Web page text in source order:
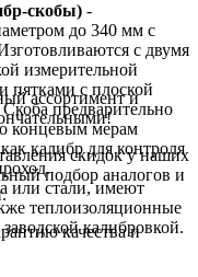
скобы) -
до 340 мм с
с двумя
измерительной
пятками с плоской
предварительно
концевым мерам
калибр для контроля
или стали, имеют
теплоизоляционные
калибровкой.
ассортимент и
скидок у наших
подбор аналогов и
качества и